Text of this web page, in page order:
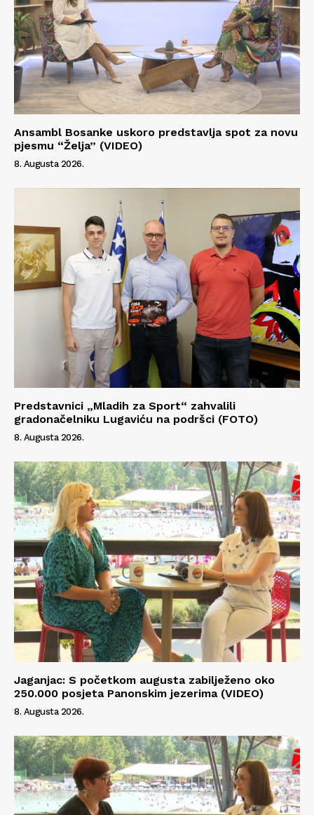
Ansambl Bosanke uskoro predstavlja spot za novu
pjesmu “Želja” (VIDEO)
8. Augusta 2026.
Predstavnici „Mladih za Sport“ zahvalili
gradonačelniku Lugaviću na podršci (FOTO)
8. Augusta 2026.
Jaganjac: S početkom augusta zabilježeno oko
250.000 posjeta Panonskim jezerima (VIDEO)
8. Augusta 2026.